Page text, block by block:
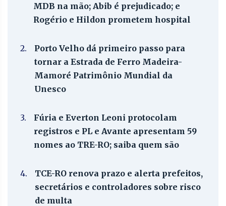
MDB na mão; Abib é prejudicado; e
Rogério e Hildon prometem hospital
2.
Porto Velho dá primeiro passo para
tornar a Estrada de Ferro Madeira-
Mamoré Patrimônio Mundial da
Unesco
3.
Fúria e Everton Leoni protocolam
registros e PL e Avante apresentam 59
nomes ao TRE-RO; saiba quem são
4.
TCE-RO renova prazo e alerta prefeitos,
secretários e controladores sobre risco
de multa